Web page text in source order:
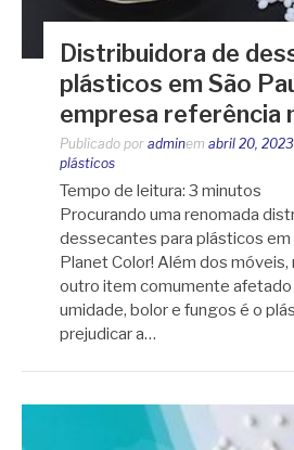
Distribuidora de
plásticos em São
empresa referência
Publicado por adminem abril 20, 2023
plásticos
Tempo de leitura: 3 minutos
Procurando uma renomada
dessecantes para plásticos em
Planet Color! Além dos
outro item comumente afetado
umidade, bolor e fungos é o
prejudicar a…